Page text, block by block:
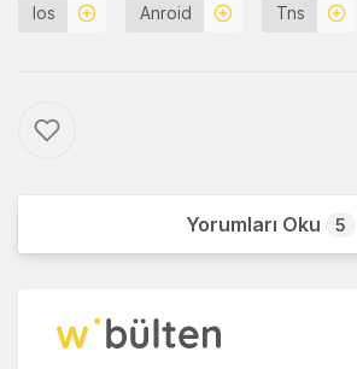
Ios Anroid Tns
Yorumları Oku 5